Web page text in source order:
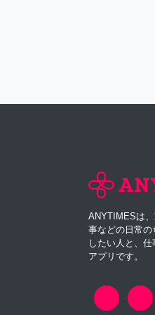
ANYTIMESは
事などの日常
したい人と、
アプリです。